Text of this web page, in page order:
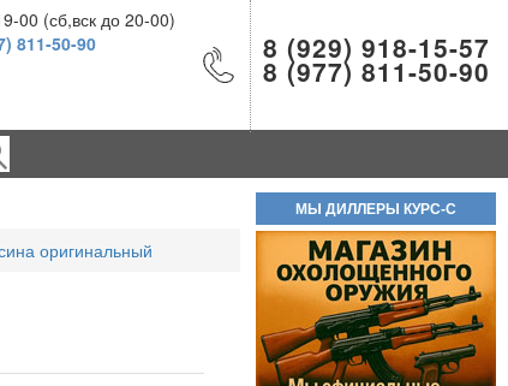
00 (сб,вск до 20-00)
811-50-90 8 (929) 918-15-57
8 (977) 811-50-90
МЫ ДИЛЛЕРЫ КУРС-С
200руб.
Новинка стреляющий револьвер
Бульдог Курс С кал. 5.6/16 КСОИ
(без лицензии). Вороненые! Есть
ОПТ!! В полном комплекте!
Самовывоз доступен по трем
адресам.
оригинальный